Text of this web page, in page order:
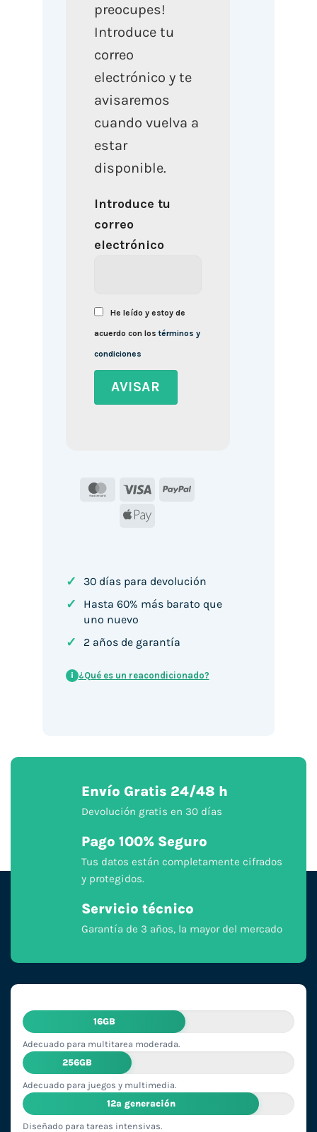
preocupes!
Introduce tu
correo
electrónico y te
avisaremos
cuando vuelva a
estar
disponible.
Introduce tu
correo
electrónico
He leído y estoy de
acuerdo con lostérminos y
condiciones
MasterCard
Visa
PayPal
Apple
✓ 30 días para devolución
✓
Hasta 60% más barato que
uno nuevo
✓ 2 años de garantía
i ¿Qué es un reacondicionado?
Envío Gratis 24/48 h
Devolución gratis en 30 días
Pago 100% Seguro
Tus datos están completamente cifrados
y protegidos.
Servicio técnico
Garantía de 3 años, la mayor del mercado
16GB
Adecuado para multitarea moderada.
256GB
Adecuado para juegos y multimedia.
12ª generación
Diseñado para tareas intensivas.